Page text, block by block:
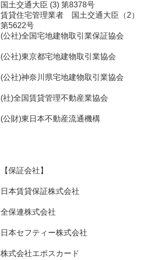
国土交通大臣 (3) 第8378号
賃貸住宅管理業者 国土交通大臣（2）
第5622号
(公社)全国宅地建物取引業保証協会
(公社)東京都宅地建物取引業協会
(公社)神奈川県宅地建物取引業協会
(社)全国賃貸管理不動産業協会
(公財)東日本不動産流通機構
【保証会社】
日本賃貸保証株式会社
全保連株式会社
日本セフティー株式会社
株式会社エポスカード